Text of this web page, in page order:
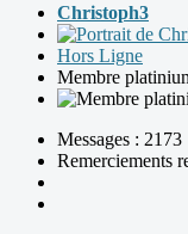
Christoph3
Hors Ligne
Membre
Messages : 2173
Remerciements